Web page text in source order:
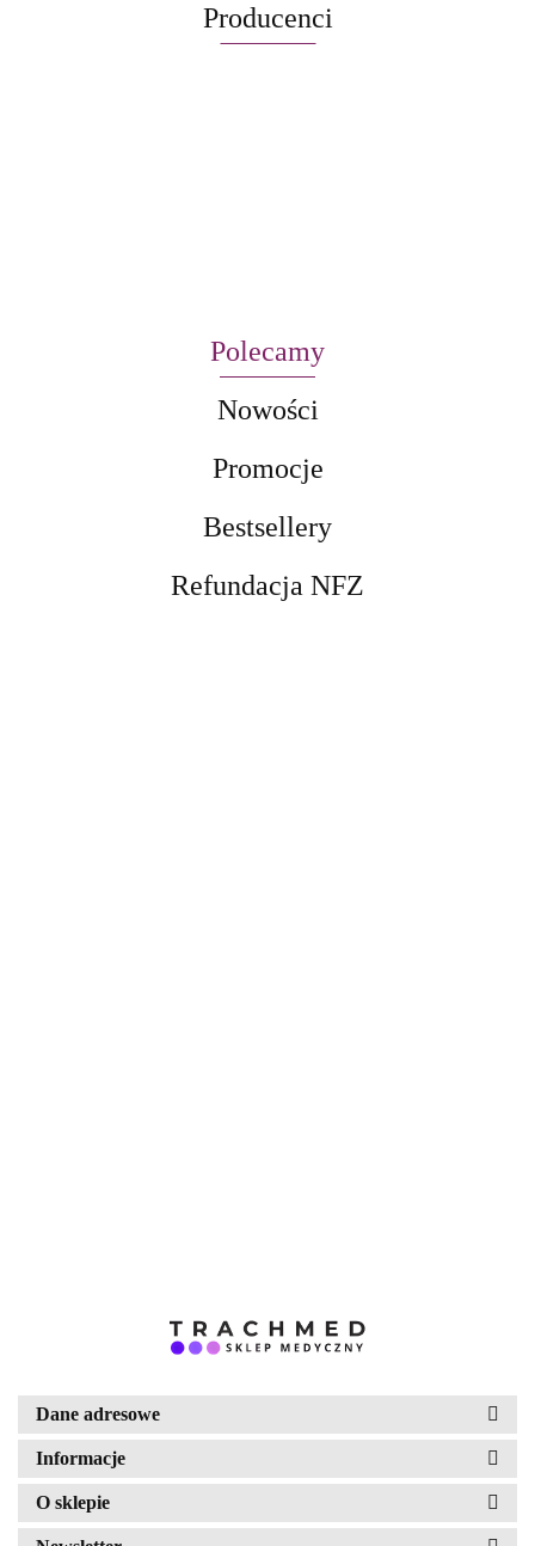
Producenci
Polecamy
Nowości
Promocje
Bestsellery
Refundacja NFZ
Dane adresowe
Informacje
O sklepie